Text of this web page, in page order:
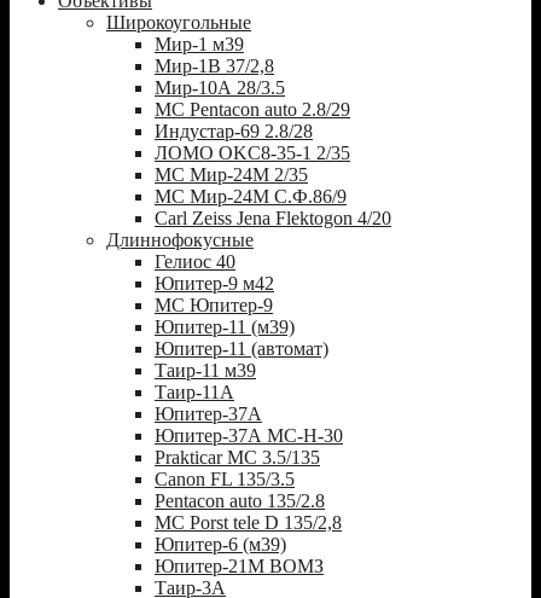
Широкоугольные
Мир-1 м39
Мир-1В 37/2,8
Мир-10А 28/3.5
MC Pentacon auto 2.8/29
Индустар-69 2.8/28
ЛОМО OKC8-35-1 2/35
МС Мир-24М 2/35
МС Мир-24М С.Ф.86/9
Carl Zeiss Jena Flektogon 4/20
Длиннофокусные
Гелиос 40
Юпитер-9 м42
МС Юпитер-9
Юпитер-11 (м39)
Юпитер-11 (автомат)
Таир-11 м39
Таир-11А
Юпитер-37А
Юпитер-37А МС-Н-30
Prakticar MC 3.5/135
Canon FL 135/3.5
Pentacon auto 135/2.8
MC Porst tele D 135/2,8
Юпитер-6 (м39)
Юпитер-21М ВОМЗ
Таир-3А